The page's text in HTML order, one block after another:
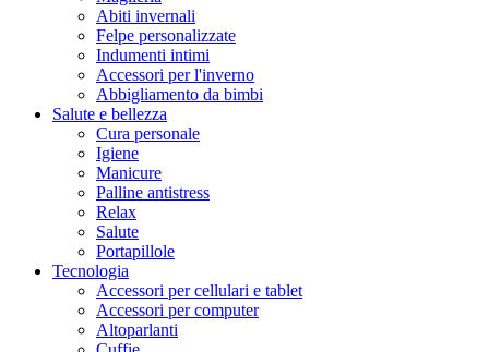
Abiti invernali
Felpe personalizzate
Indumenti intimi
Accessori per l'inverno
Abbigliamento da bimbi
Salute e bellezza
Cura personale
Igiene
Manicure
Palline antistress
Relax
Salute
Portapillole
Tecnologia
Accessori per cellulari e tablet
Accessori per computer
Altoparlanti